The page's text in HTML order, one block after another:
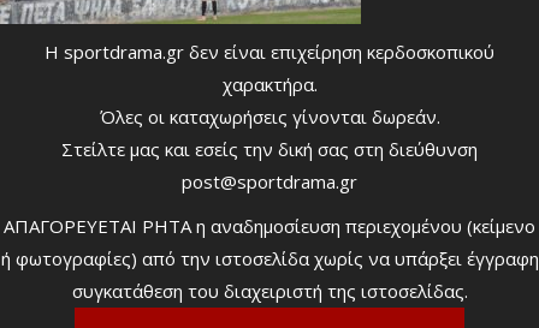
Η sportdrama.gr δεν είναι επιχείρηση κερδοσκοπικού
χαρακτήρα.
Όλες οι καταχωρήσεις γίνονται δωρεάν.
Στείλτε μας και εσείς την δική σας στη διεύθυνση
post@sportdrama.gr
ΑΠΑΓΟΡΕΥΕΤΑΙ ΡΗΤΑ η αναδημοσίευση περιεχομένου (κείμενο
ή φωτογραφίες) από την ιστοσελίδα χωρίς να υπάρξει έγγραφη
συγκατάθεση του διαχειριστή της ιστοσελίδας.